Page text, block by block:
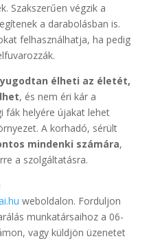
Szakszerűen végzik a
a darabolásban is.
felhasználhatja, ha pedig
élheti az életét,
, és nem éri kár a
fák helyére újakat lehet
A korhadó, sérült
mindenki számára,
a szolgáltatásra.
weboldalon. Forduljon
munkatársaihoz a 06-
vagy küldjön üzenetet